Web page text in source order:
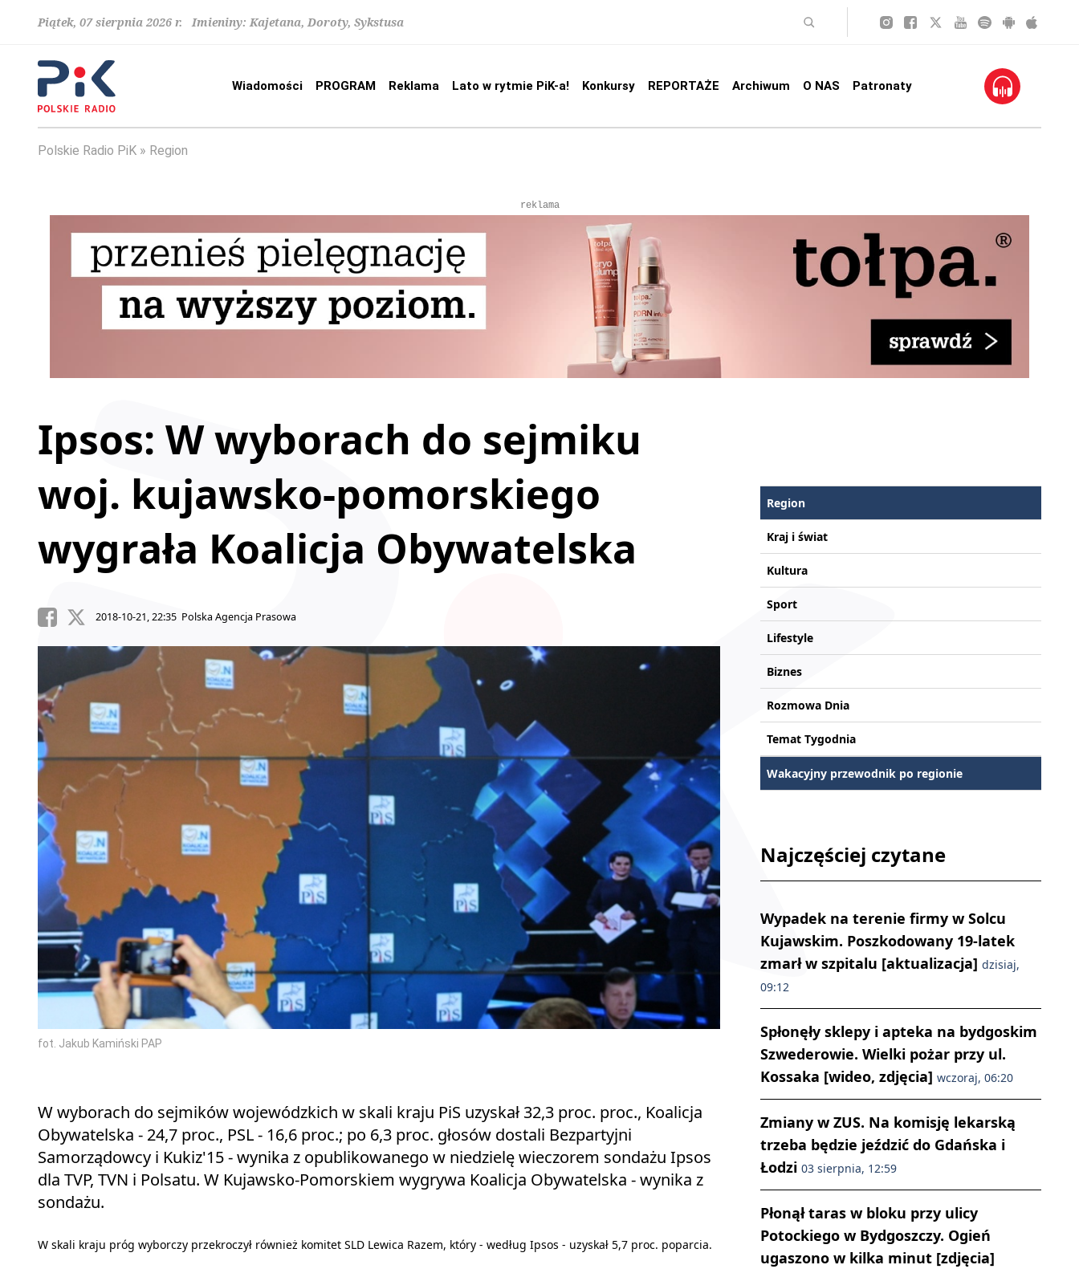
Piątek, 07 sierpnia 2026 r. Imieniny: Kajetana, Doroty, Sykstusa
Wiadomości PROGRAM Reklama Lato w rytmie PiK-a! Konkursy REPORTAŻE Archiwum O NAS Patronaty
Polskie Radio PiK Region
reklama
Ipsos: W wyborach do sejmiku
woj. kujawsko-pomorskiego
wygrała Koalicja Obywatelska
2018-10-21, 22:35 Polska Agencja Prasowa
fot. Jakub Kamiński PAP
W wyborach do sejmików wojewódzkich w skali kraju PiS uzyskał 32,3 proc. proc., Koalicja
Obywatelska - 24,7 proc., PSL - 16,6 proc.; po 6,3 proc. głosów dostali Bezpartyjni
Samorządowcy i Kukiz'15 - wynika z opublikowanego w niedzielę wieczorem sondażu Ipsos
dla TVP, TVN i Polsatu. W Kujawsko-Pomorskiem wygrywa Koalicja Obywatelska - wynika z
sondażu.
W skali kraju próg wyborczy przekroczył również komitet SLD Lewica Razem, który - według Ipsos - uzyskał 5,7 proc. poparcia.
Region
Kraj i świat
Kultura
Sport
Lifestyle
Biznes
Rozmowa Dnia
Temat Tygodnia
Wakacyjny przewodnik po regionie
Najczęściej czytane
Wypadek na terenie firmy w Solcu
Kujawskim. Poszkodowany 19-latek
zmarł w szpitalu [aktualizacja] dzisiaj,
09:12
Spłonęły sklepy i apteka na bydgoskim
Szwederowie. Wielki pożar przy ul.
Kossaka [wideo, zdjęcia] wczoraj, 06:20
Zmiany w ZUS. Na komisję lekarską
trzeba będzie jeździć do Gdańska i
Łodzi 03 sierpnia, 12:59
Płonął taras w bloku przy ulicy
Potockiego w Bydgoszczy. Ogień
ugaszono w kilka minut [zdjęcia]